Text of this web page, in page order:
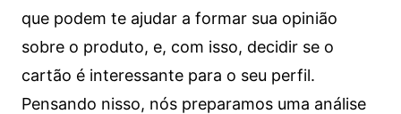
que podem te ajudar a formar sua opinião
sobre o produto, e, com isso, decidir se o
cartão é interessante para o seu perfil.
Pensando nisso, nós preparamos uma análise